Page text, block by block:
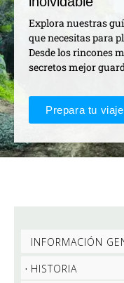
Explora nuestras
que necesitas para
Desde los rincones
secretos mejor
Prepara tu viaje
INFORMACIÓN
HISTORIA